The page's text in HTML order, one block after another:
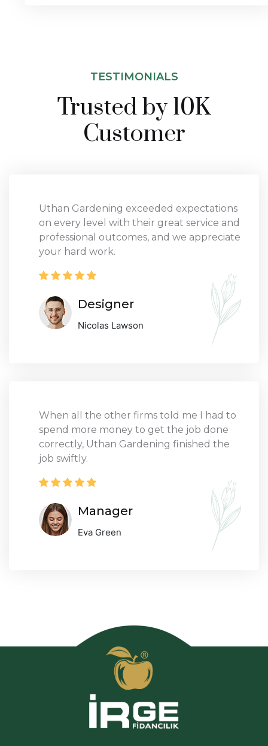
TESTIMONIALS
Trusted by 10K
Customer
Uthan Gardening exceeded expectations
on every level with their great service and
professional outcomes, and we appreciate
your hard work.
Designer
Nicolas Lawson
When all the other firms told me I had to
spend more money to get the job done
correctly, Uthan Gardening finished the
job swiftly.
Manager
Eva Green